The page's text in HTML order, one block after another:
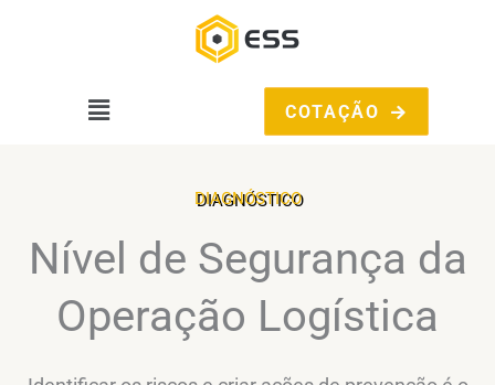
Main
COTAÇÃO
DIAGNÓSTICO
Nível de Segurança da
Operação Logística